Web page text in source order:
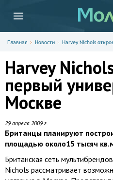
Главная Новости Harvey Nichols
Harvey
первый
Москве
29 апреля 2009 г.
Британцы планируют
площадью около15 тысяч
Британская сеть
Nichols рассматривает